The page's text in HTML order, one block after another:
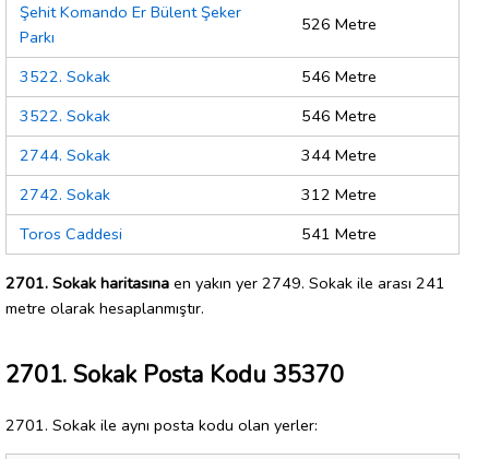
Şehit Komando Er Bülent Şeker
Parkı
526 Metre
3522. Sokak
546 Metre
3522. Sokak
546 Metre
2744. Sokak
344 Metre
2742. Sokak
312 Metre
Toros Caddesi
541 Metre
2701. Sokak haritasına en yakın yer 2749. Sokak ile arası 241
metre olarak hesaplanmıştır.
2701. Sokak Posta Kodu 35370
2701. Sokak ile aynı posta kodu olan yerler: